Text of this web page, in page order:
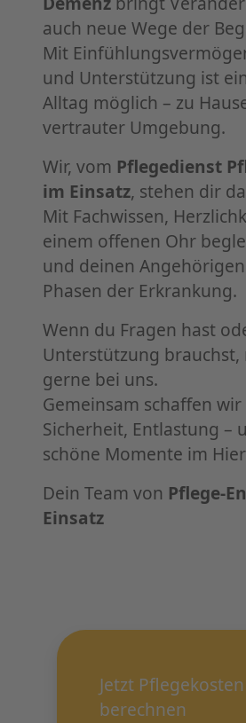
Jetzt Pflegekosten
berechnen
auch neue Wege der
Mit
und Unterstützung ist
Alltag möglich – zu
vertrauter Umgebung.
Wir, vom Pflegedienst
im Einsatz, stehen dir
Mit Fachwissen,
einem offenen Ohr
und deinen
Phasen der Erkrankung.
Wenn du Fragen hast
Unterstützung brauchst,
gerne bei uns.
Gemeinsam schaffen
Sicherheit, Entlastung –
schöne Momente im
Dein Team von Pflege-
Einsatz